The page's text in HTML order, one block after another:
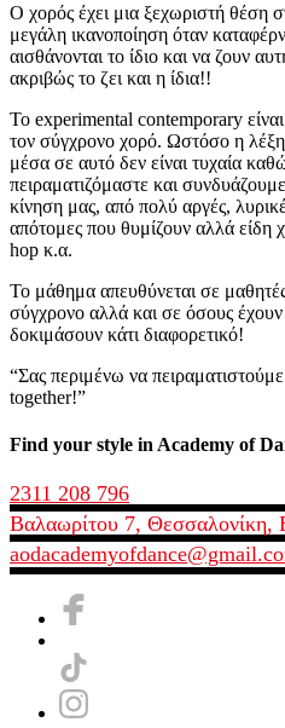
Ο χορός έχει μια ξεχωριστή θέση
μεγάλη ικανοποίηση όταν
αισθάνονται το ίδιο και να ζουν
ακριβώς το ζει και η ίδια!!
Το experimental contemporary
τον σύγχρονο χορό. Ωστόσο η λέξη
μέσα σε αυτό δεν είναι τυχαία
πειραματιζόμαστε και
κίνηση μας, από πολύ αργές,
απότομες που θυμίζουν αλλά είδη
hop κ.α.
Το μάθημα απευθύνεται σε
σύγχρονο αλλά και σε όσους
δοκιμάσουν κάτι διαφορετικό!
“Σας περιμένω να
together!”
Find your style in Academy of
2311 208 796
Βαλαωρίτου 7, Θεσσαλονίκη,